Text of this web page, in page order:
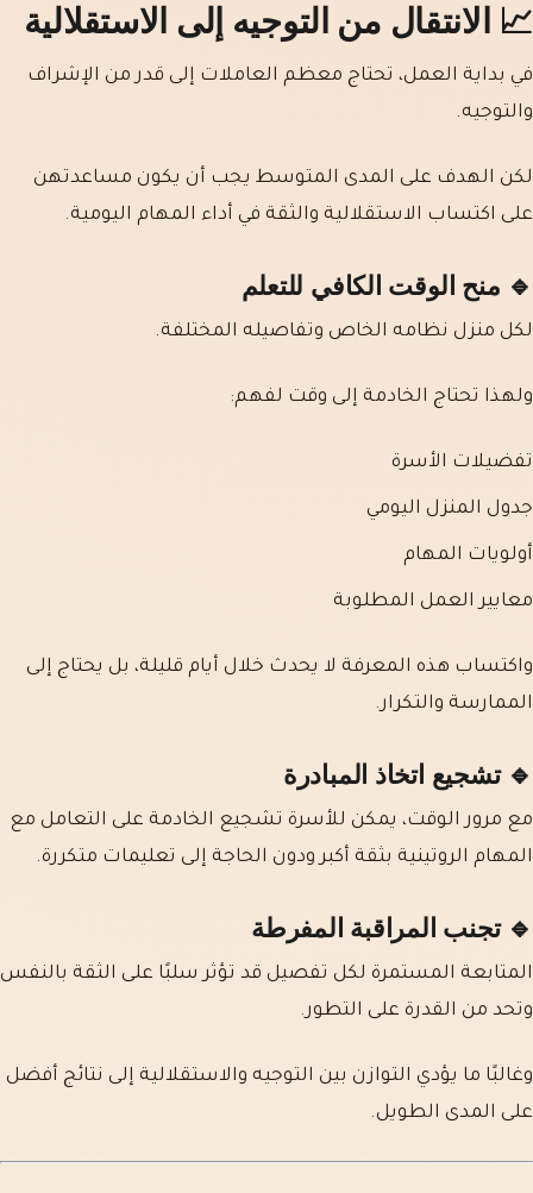
📈 الانتقال من التوجيه إلى الاستقلالية
في بداية العمل، تحتاج معظم العاملات إلى قدر من الإشراف
والتوجيه.
لكن الهدف على المدى المتوسط يجب أن يكون مساعدتهن
على اكتساب الاستقلالية والثقة في أداء المهام اليومية.
🔹 منح الوقت الكافي للتعلم
لكل منزل نظامه الخاص وتفاصيله المختلفة.
ولهذا تحتاج الخادمة إلى وقت لفهم:
تفضيلات الأسرة
جدول المنزل اليومي
أولويات المهام
معايير العمل المطلوبة
واكتساب هذه المعرفة لا يحدث خلال أيام قليلة، بل يحتاج إلى
الممارسة والتكرار.
🔹 تشجيع اتخاذ المبادرة
مع مرور الوقت، يمكن للأسرة تشجيع الخادمة على التعامل مع
المهام الروتينية بثقة أكبر ودون الحاجة إلى تعليمات متكررة.
🔹 تجنب المراقبة المفرطة
المتابعة المستمرة لكل تفصيل قد تؤثر سلبًا على الثقة بالنفس
وتحد من القدرة على التطور.
وغالبًا ما يؤدي التوازن بين التوجيه والاستقلالية إلى نتائج أفضل
على المدى الطويل.